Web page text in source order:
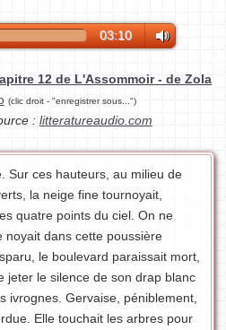
03:10
12 de L'Assommoir - de Zola
(clic droit - "enregistrer sous...")
: litteratureaudio.com
Sur ces hauteurs, au milieu de
la neige fine tournoyait,
quatre points du ciel. On ne
noyait dans cette poussière
le boulevard paraissait mort,
jeter le silence de son drap blanc
ivrognes. Gervaise, péniblement,
Elle touchait les arbres pour